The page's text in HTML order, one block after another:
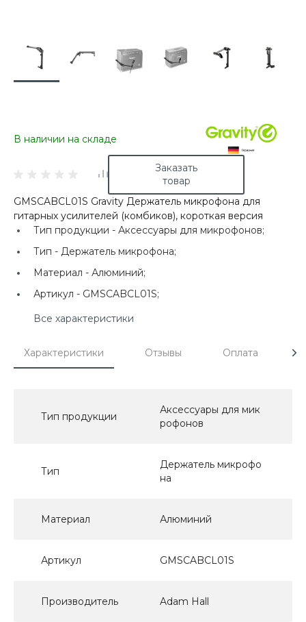
В наличии на складе
Заказать
товар
GMSCABCL01S Gravity Держатель микрофона для
гитарных усилителей (комбиков), короткая версия
Тип продукции - Аксессуары для микрофонов;
Тип - Держатель микрофона;
Материал - Алюминий;
Артикул - GMSCABCL01S;
Все характеристики
Характеристики Отзывы Оплата
Тип продукции
Аксессуары для мик
рофонов
Тип
Держатель микрофо
на
Материал Алюминий
Артикул GMSCABCL01S
Производитель Adam Hall